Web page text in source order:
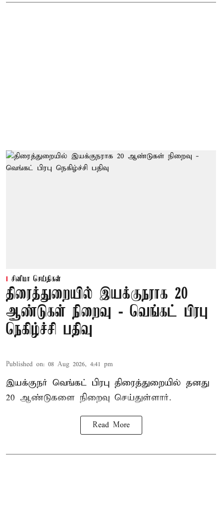
சினிமா செய்திகள்
திரைத்துறையில் இயக்குநராக 20
ஆண்டுகள் நிறைவு - வெங்கட் பிரபு
நெகிழ்ச்சி பதிவு
Published on: 08 Aug 2026, 4:41 pm
இயக்குநர் வெங்கட் பிரபு திரைத்துறையில் தனது
20 ஆண்டுகளை நிறைவு செய்துள்ளார்.
Read More